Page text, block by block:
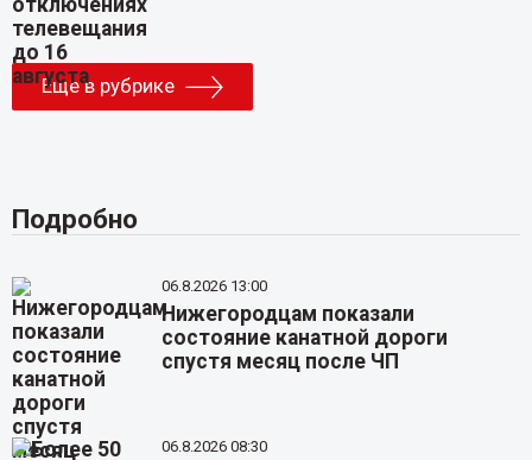
Еще в рубрике
Подробно
06.8.2026 13:00
Нижегородцам показали
состояние канатной дороги
спустя месяц после ЧП
06.8.2026 08:30